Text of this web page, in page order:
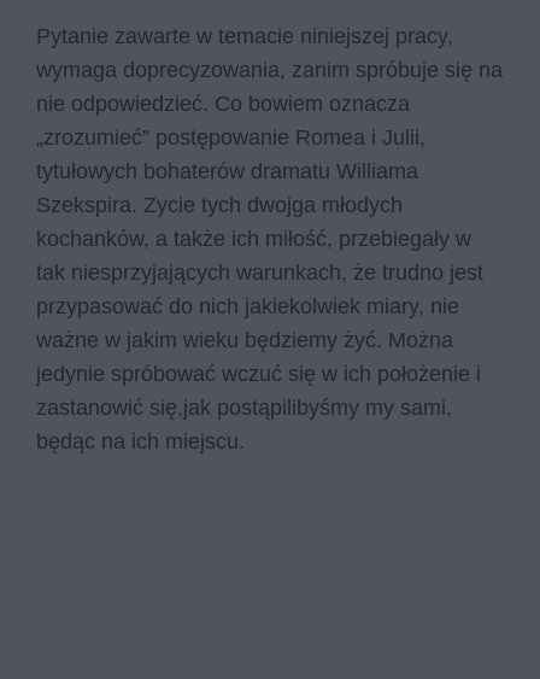
Pytanie zawarte w temacie niniejszej pracy,
wymaga doprecyzowania, zanim spróbuje się na
nie odpowiedzieć. Co bowiem oznacza
„zrozumieć” postępowanie Romea i Julii,
tytułowych bohaterów dramatu Williama
Szekspira. Zycie tych dwojga młodych
kochanków, a także ich miłość, przebiegały w
tak niesprzyjających warunkach, że trudno jest
przypasować do nich jakiekolwiek miary, nie
ważne w jakim wieku będziemy żyć. Można
jedynie spróbować wczuć się w ich położenie i
zastanowić się,jak postąpilibyśmy my sami,
będąc na ich miejscu.